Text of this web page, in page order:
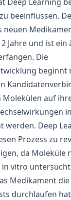
beeinflussen.
neuen
Jahre und ist ein
Die
beginnt
Molekülen auf
werden. Deep
Prozess zu
da Moleküle
vitro
Medikament
durchlaufen